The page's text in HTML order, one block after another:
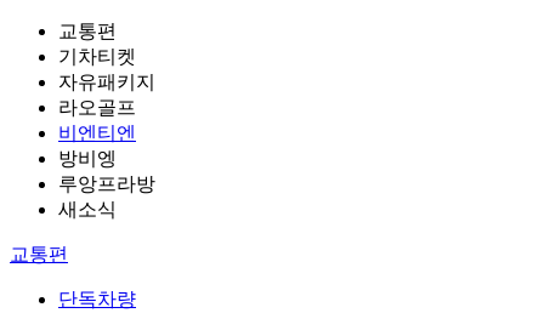
교통편
기차티켓
자유패키지
라오골프
비엔티엔
방비엥
루앙프라방
새소식
교통편
단독차량